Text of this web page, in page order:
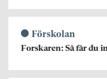
Förskolan
Forskaren: Så får du